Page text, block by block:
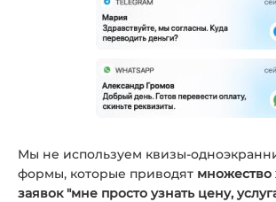
Мы не используем квизы-
формы, которые приводят множество
заявок "мне просто узнать цену,